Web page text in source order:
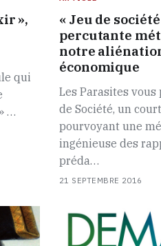
»,
qui
…
« Jeu de société
percutante
notre
économique
Les Parasites
de Société, un
pourvoyant une
ingénieuse des
préda…
21 SEPTEMBRE 2016